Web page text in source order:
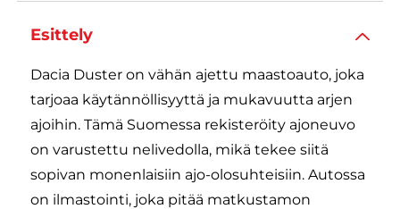
Esittely
Dacia Duster on vähän ajettu maastoauto, joka
tarjoaa käytännöllisyyttä ja mukavuutta arjen
ajoihin. Tämä Suomessa rekisteröity ajoneuvo
on varustettu nelivedolla, mikä tekee siitä
sopivan monenlaisiin ajo-olosuhteisiin. Autossa
on ilmastointi, joka pitää matkustamon